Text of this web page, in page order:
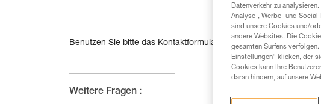
Benutzen Sie bitte das Kontaktformular, umSport Petzloder um
Weitere Fragen :
Datenverkehr zu
Analyse-, Werbe- und
sind unsere Cookies und/
andere Websites. Die
gesamten Surfens
Einstellungen“ klicken, der
Cookies kann Ihre
daran hindern, auf unsere